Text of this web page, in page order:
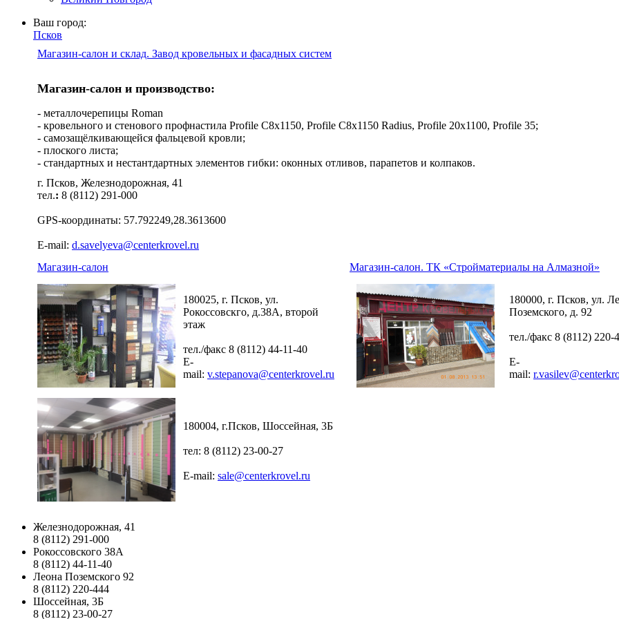
Ваш город:
Псков
Магазин-салон и склад. Завод кровельных и фасадных систем
Магазин-салон и производство:
- металлочерепицы Roman
- кровельного и стенового профнастила Profile C8х1150, Profile C8х1150 Radius, Profile 20x1100, Profile 35;
- самозащёлкивающейся фальцевой кровли;
- плоского листа;
- стандартных и нестантдартных элементов гибки: оконных отливов, парапетов и колпаков.
г. Псков, Железнодорожная, 41
тел.: 8 (8112) 291-000
GPS-координаты: 57.792249,28.3613600
E-mail: d.savelyeva@centerkrovel.ru
Магазин-салон
Магазин-салон. ТК «Стройматериалы на Алмазной»
180025, г. Псков, ул.
Рокоссовскго, д.38А, второй
этаж
тел./факс 8 (8112) 44-11-40
E-
mail: v.stepanova@centerkrovel.ru
180000, г. Псков, ул.
Поземского, д. 92
тел./факс 8 (8112) 220-
E-
mail:
180004, г.Псков, Шоссейная, 3Б
тел: 8 (8112) 23-00-27
E-mail: sale@centerkrovel.ru
Железнодорожная, 41
8 (8112) 291-000
Рокоссовского 38А
8 (8112) 44-11-40
Леона Поземского 92
8 (8112) 220-444
Шоссейная, 3Б
8 (8112) 23-00-27